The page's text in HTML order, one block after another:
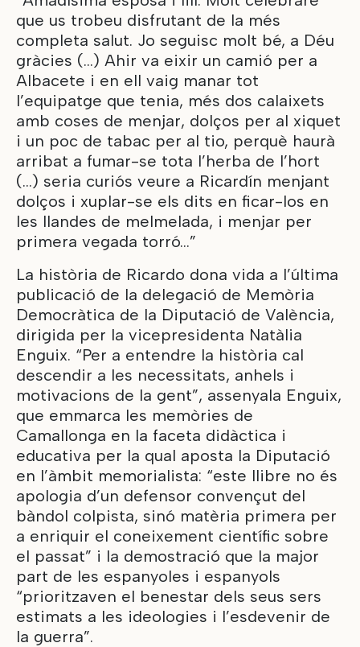
que us trobeu disfrutant de la més
completa salut. Jo seguisc molt bé, a Déu
gràcies (…) Ahir va eixir un camió per a
Albacete i en ell vaig manar tot
l’equipatge que tenia, més dos calaixets
amb coses de menjar, dolços per al xiquet
i un poc de tabac per al tio, perquè haurà
arribat a fumar-se tota l’herba de l’hort
(…) seria curiós veure a Ricardín menjant
dolços i xuplar-se els dits en ficar-los en
les llandes de melmelada, i menjar per
primera vegada torró…”
La història de Ricardo dona vida a l’última
publicació de la delegació de Memòria
Democràtica de la Diputació de València,
dirigida per la vicepresidenta Natàlia
Enguix. “Per a entendre la història cal
descendir a les necessitats, anhels i
motivacions de la gent”, assenyala Enguix,
que emmarca les memòries de
Camallonga en la faceta didàctica i
educativa per la qual aposta la Diputació
en l’àmbit memorialista: “este llibre no és
apologia d’un defensor convençut del
bàndol colpista, sinó matèria primera per
a enriquir el coneixement científic sobre
el passat” i la demostració que la major
part de les espanyoles i espanyols
“prioritzaven el benestar dels seus sers
estimats a les ideologies i l’esdevenir de
la guerra”.